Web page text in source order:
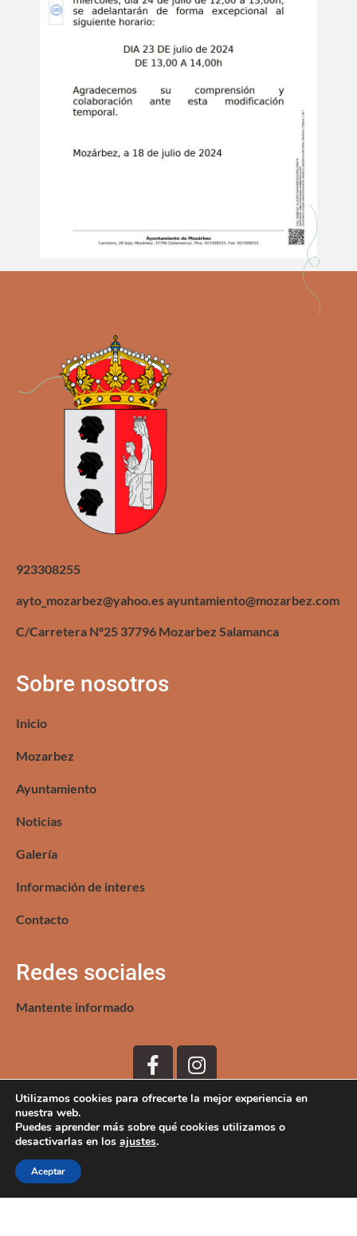
923308255
ayto_mozarbez@yahoo.es ayuntamiento@mozarbez.com
C/Carretera Nº25 37796 Mozarbez Salamanca
Sobre nosotros
Inicio
Mozarbez
Ayuntamiento
Noticias
Galería
Información de interes
Contacto
Redes sociales
Mantente informado
Utilizamos cookies para ofrecerte la mejor experiencia en
nuestra web.
Puedes aprender más sobre qué cookies utilizamos o
desactivarlas en los ajustes.
Aceptar